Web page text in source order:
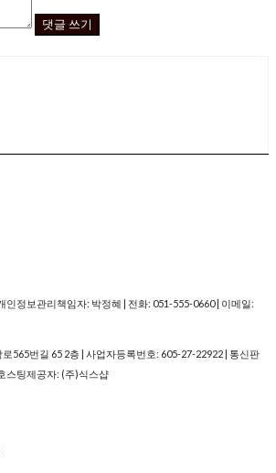
댓글 쓰기
인정보관리책임자: 박정혜 | 전화: 051-555-0660 | 이메일:
565번길 65 2층 | 사업자등록번호: 605-27-22922 | 통신판
스팅제공자: (주)식스샵